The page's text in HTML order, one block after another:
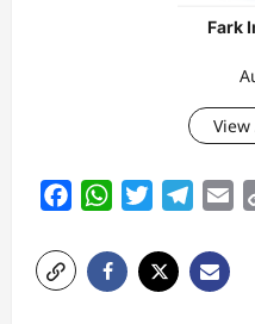
Fark
View
FacebookWhatsAppTwitter